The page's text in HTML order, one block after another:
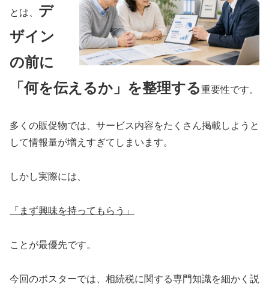
とは、 デ
ザイン
の前に
「何を伝えるか」を整理する重要性です。
多くの販促物では、サービス内容をたくさん掲載しようと
して情報量が増えすぎてしまいます。
しかし実際には、
「まず興味を持ってもらう」
ことが最優先です。
今回のポスターでは、相続税に関する専門知識を細かく説